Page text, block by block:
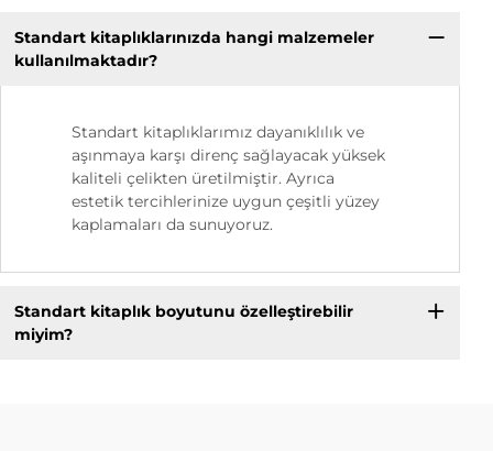
Standart kitaplıklarınızda hangi malzemeler
kullanılmaktadır?
Standart kitaplıklarımız dayanıklılık ve
aşınmaya karşı direnç sağlayacak yüksek
kaliteli çelikten üretilmiştir. Ayrıca
estetik tercihlerinize uygun çeşitli yüzey
kaplamaları da sunuyoruz.
Standart kitaplık boyutunu özelleştirebilir
miyim?